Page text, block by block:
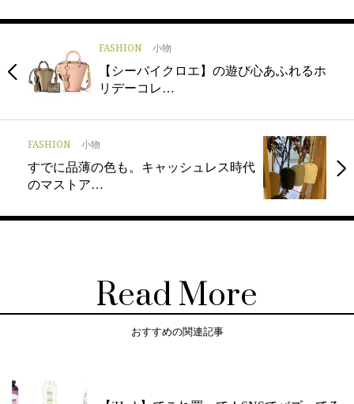
FASHION 小物
【シーバイクロエ】の遊び心あふれるホ
リデーコレ…
FASHION 小物
すでに品薄の色も。キャッシュレス時代
のマストア…
Read More
おすすめの関連記事